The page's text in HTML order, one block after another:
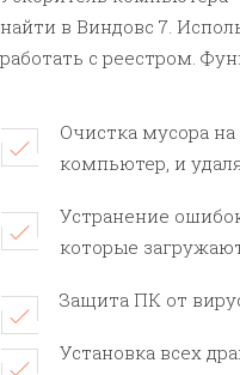
найти в Виндовс 7.
работать с реестром.
Очистка мусора
компьютер, и
Устранение
которые
Защита ПК от
Установка всех